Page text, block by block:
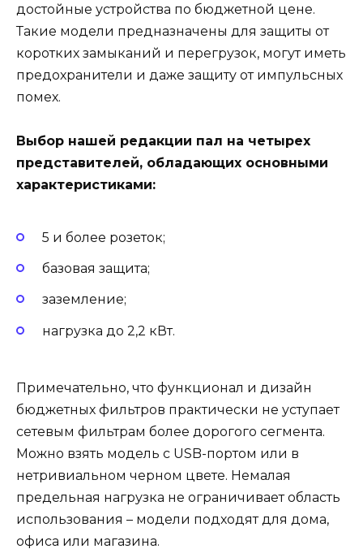
достойные устройства по бюджетной цене.
Такие модели предназначены для защиты от
коротких замыканий и перегрузок, могут иметь
предохранители и даже защиту от импульсных
помех.
Выбор нашей редакции пал на четырех
представителей, обладающих основными
характеристиками:
5 и более розеток;
базовая защита;
заземление;
нагрузка до 2,2 кВт.
Примечательно, что функционал и дизайн
бюджетных фильтров практически не уступает
сетевым фильтрам более дорогого сегмента.
Можно взять модель с USB-портом или в
нетривиальном черном цвете. Немалая
предельная нагрузка не ограничивает область
использования – модели подходят для дома,
офиса или магазина.